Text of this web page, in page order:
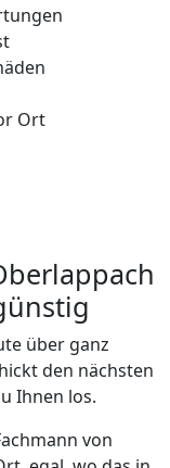
Ort
über ganz
den nächsten
Ihnen los.
von